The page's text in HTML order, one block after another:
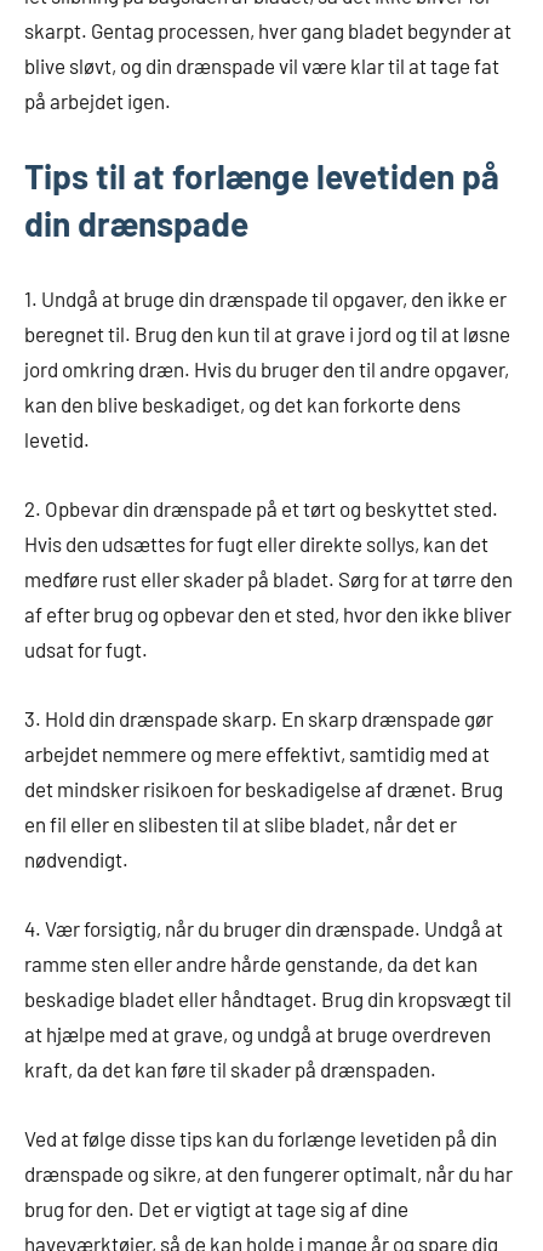
skarpt. Gentag processen, hver gang bladet begynder at
blive sløvt, og din drænspade vil være klar til at tage fat
på arbejdet igen.
Tips til at forlænge levetiden på
din drænspade
1. Undgå at bruge din drænspade til opgaver, den ikke er
beregnet til. Brug den kun til at grave i jord og til at løsne
jord omkring dræn. Hvis du bruger den til andre opgaver,
kan den blive beskadiget, og det kan forkorte dens
levetid.
2. Opbevar din drænspade på et tørt og beskyttet sted.
Hvis den udsættes for fugt eller direkte sollys, kan det
medføre rust eller skader på bladet. Sørg for at tørre den
af efter brug og opbevar den et sted, hvor den ikke bliver
udsat for fugt.
3. Hold din drænspade skarp. En skarp drænspade gør
arbejdet nemmere og mere effektivt, samtidig med at
det mindsker risikoen for beskadigelse af drænet. Brug
en fil eller en slibesten til at slibe bladet, når det er
nødvendigt.
4. Vær forsigtig, når du bruger din drænspade. Undgå at
ramme sten eller andre hårde genstande, da det kan
beskadige bladet eller håndtaget. Brug din kropsvægt til
at hjælpe med at grave, og undgå at bruge overdreven
kraft, da det kan føre til skader på drænspaden.
Ved at følge disse tips kan du forlænge levetiden på din
drænspade og sikre, at den fungerer optimalt, når du har
brug for den. Det er vigtigt at tage sig af dine
haveværktøjer, så de kan holde i mange år og spare dig